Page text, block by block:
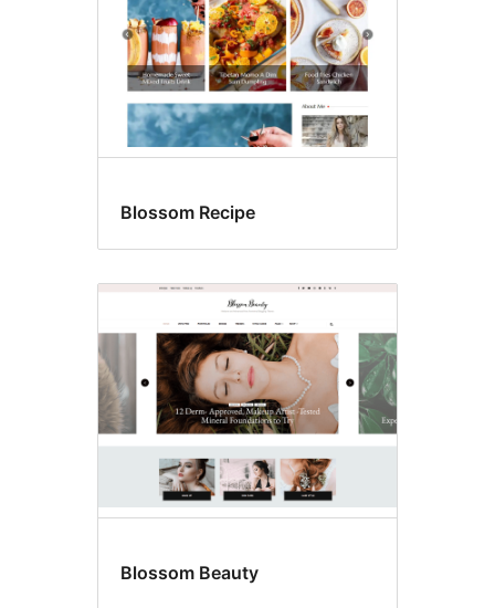
Blossom Recipe
Blossom Beauty